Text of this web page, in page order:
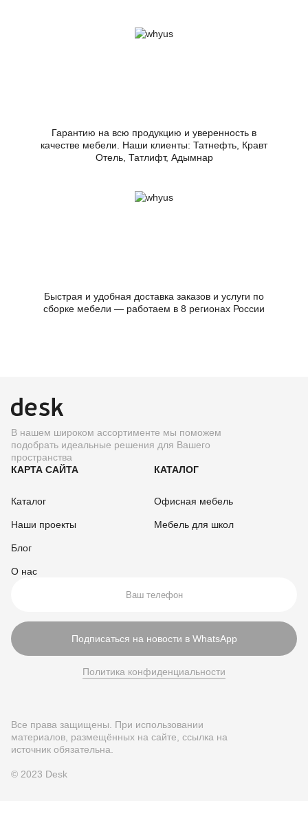
Гарантию на всю продукцию и уверенность в
качестве мебели. Наши клиенты: Татнефть, Кравт
Отель, Татлифт, Адымнар
Быстрая и удобная доставка заказов и услуги по
сборке мебели — работаем в 8 регионах России
В нашем широком ассортименте мы поможем
подобрать идеальные решения для Вашего
пространства
КАРТА САЙТА
Каталог
Наши проекты
Блог
О нас
КАТАЛОГ
Офисная мебель
Мебель для школ
Подписаться на новости в WhatsApp
Политика конфиденциальности
Все права защищены. При использовании
материалов, размещённых на сайте, ссылка на
источник обязательна.
© 2023 Desk